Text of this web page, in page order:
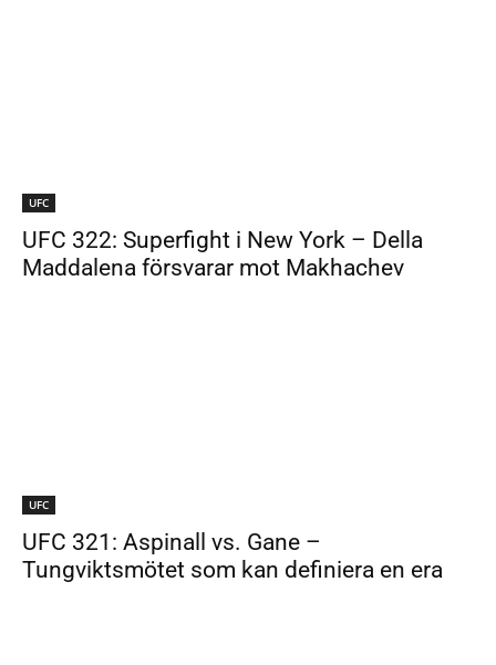
UFC
UFC 322: Superfight i New York – Della
Maddalena försvarar mot Makhachev
UFC
UFC 321: Aspinall vs. Gane –
Tungviktsmötet som kan definiera en era